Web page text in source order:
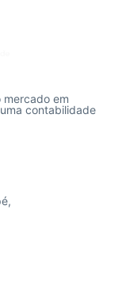
mercado em
contabilidade